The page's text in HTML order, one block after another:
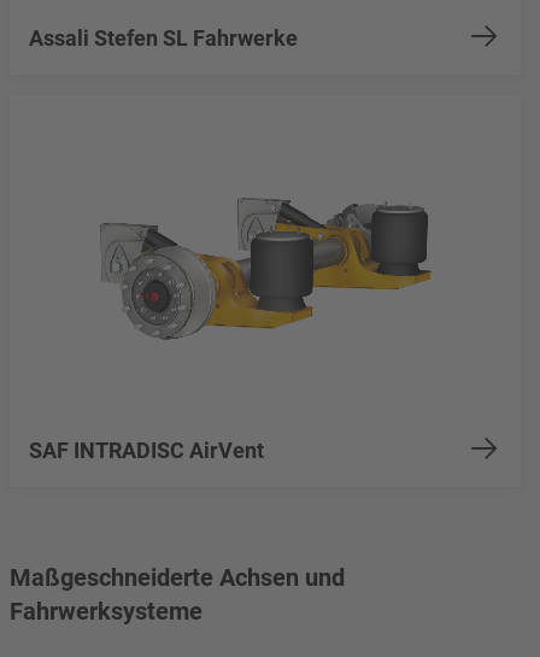
Assali Stefen SL Fahrwerke
SAF INTRADISC AirVent
Maßgeschneiderte Achsen und
Fahrwerksysteme